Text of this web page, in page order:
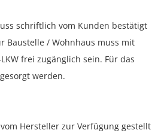
schriftlich vom Kunden bestätigt
Baustelle / Wohnhaus muss mit
frei zugänglich sein. Für das
werden.
Hersteller zur Verfügung gestellt